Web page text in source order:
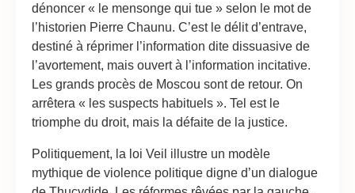
dénoncer « le mensonge qui tue » selon le mot de
l’historien Pierre Chaunu. C’est le délit d’entrave,
destiné à réprimer l’information dite dissuasive de
l’avortement, mais ouvert à l’information incitative.
Les grands procès de Moscou sont de retour. On
arrêtera « les suspects habituels ». Tel est le
triomphe du droit, mais la défaite de la justice.
Politiquement, la loi Veil illustre un modèle
mythique de violence politique digne d’un dialogue